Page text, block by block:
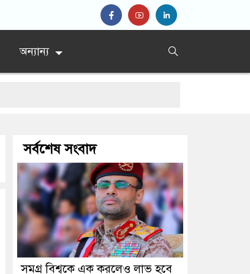
অন্যান্য
সর্বশেষ সংবাদ
সমগ্র বিশ্বকে এক করলেও লাভ হবে